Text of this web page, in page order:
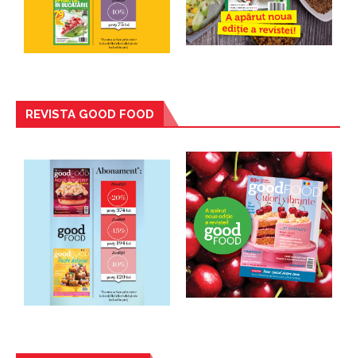
REVISTA GOOD FOOD